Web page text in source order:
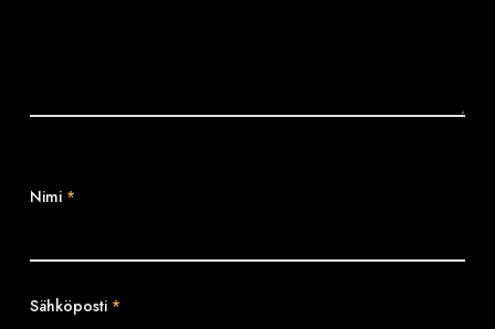
Nimi *
Sähköposti *